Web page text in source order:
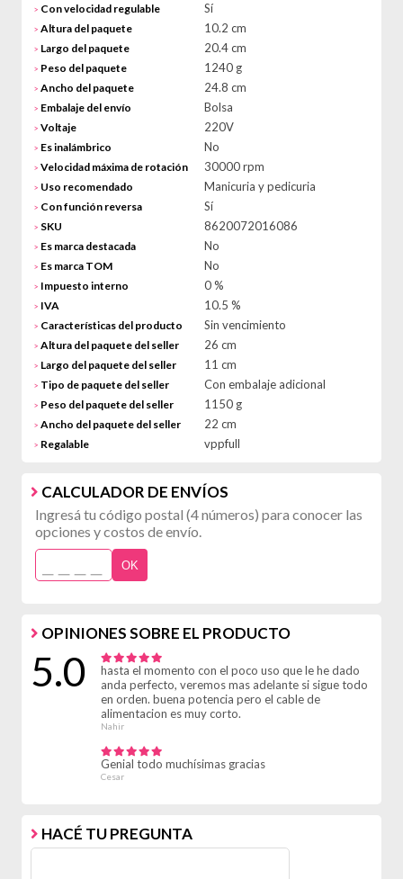
> Con velocidad regulable Sí
> Altura del paquete 10.2 cm
> Largo del paquete 20.4 cm
> Peso del paquete 1240 g
> Ancho del paquete 24.8 cm
> Embalaje del envío Bolsa
> Voltaje 220V
> Es inalámbrico No
> Velocidad máxima de rotación 30000 rpm
> Uso recomendado Manicuria y pedicuria
> Con función reversa Sí
> SKU 8620072016086
> Es marca destacada No
> Es marca TOM No
> Impuesto interno 0 %
> IVA 10.5 %
> Características del producto Sin vencimiento
> Altura del paquete del seller 26 cm
> Largo del paquete del seller 11 cm
> Tipo de paquete del seller Con embalaje adicional
> Peso del paquete del seller 1150 g
> Ancho del paquete del seller 22 cm
> Regalable vppfull
CALCULADOR DE ENVÍOS
Ingresá tu código postal (4 números) para conocer las
opciones y costos de envío.
OK
OPINIONES SOBRE EL PRODUCTO
5.0
hasta el momento con el poco uso que le he dado
anda perfecto, veremos mas adelante si sigue todo
en orden. buena potencia pero el cable de
alimentacion es muy corto.
Nahir
Genial todo muchísimas gracias
Cesar
HACÉ TU PREGUNTA